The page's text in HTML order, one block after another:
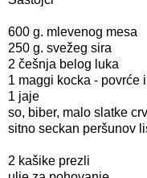
600 g. mlevenog mesa
250 g. svežeg sira
2 češnja belog luka
1 maggi kocka - povrće
1 jaje
so, biber, malo slatke
sitno seckan peršunov
2 kašike prezli